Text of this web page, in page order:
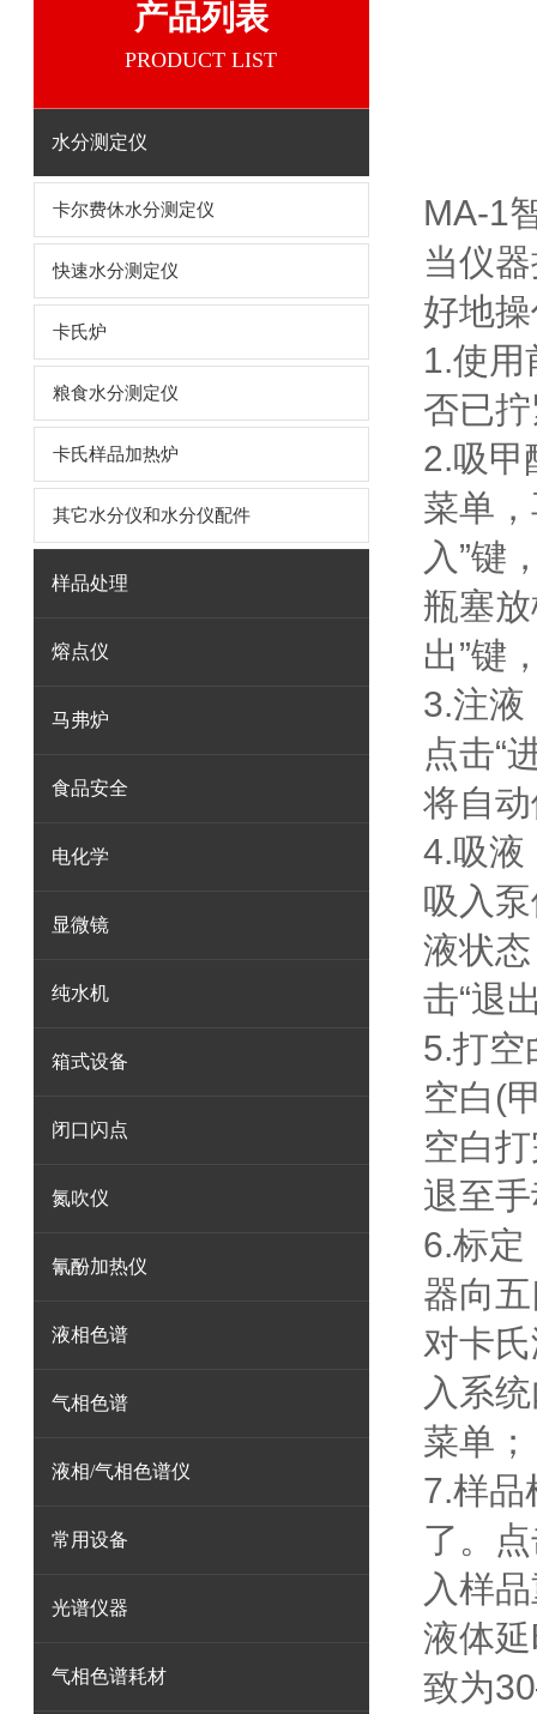
产品列表
PRODUCT LIST
水分测定仪
卡尔费休水分测定仪
快速水分测定仪
卡氏炉
粮食水分测定仪
卡氏样品加热炉
其它水分仪和水分仪配件
样品处理
熔点仪
马弗炉
食品安全
电化学
显微镜
纯水机
箱式设备
闭口闪点
氮吹仪
氰酚加热仪
液相色谱
气相色谱
液相/气相色谱仪
常用设备
光谱仪器
气相色谱耗材
MA-1
当仪
好地
1.使用
否已
2.吸甲
菜单
入”键
瓶塞
出”键
3.注液
点击“
将自
4.吸液
吸入
液状
击“退
5.打空
空白(
空白
退至
6.标定
器向
对卡
入系
菜单；
7.样品
了。
入样
液体
致为